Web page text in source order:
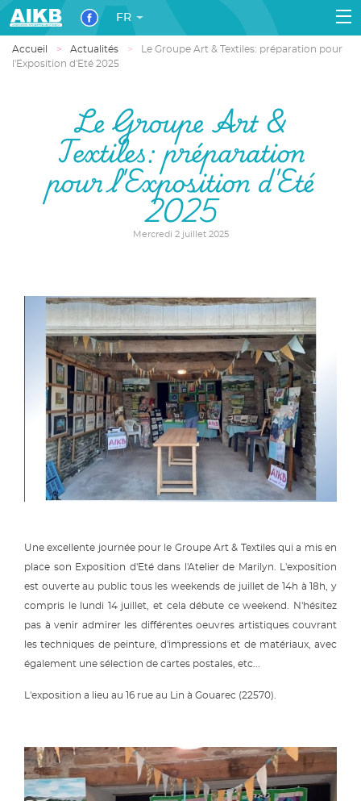
FR
Accueil Actualités
Le Groupe Art & Textiles: préparation pour
l'Exposition d'Eté 2025
Le Groupe Art &
Textiles: préparation
pour l'Exposition d'Eté
2025
Mercredi 2 juillet 2025
Une excellente journée pour le Groupe Art & Textiles qui a mis en
place son Exposition d'Eté dans l'Atelier de Marilyn. L'exposition
est ouverte au public tous les weekends de juillet de 14h à 18h, y
compris le lundi 14 juillet, et cela débute ce weekend. N'hésitez
pas à venir admirer les différentes oeuvres artistiques couvrant
les techniques de peinture, d'impressions et de matériaux, avec
également une sélection de cartes postales, etc...
L'exposition a lieu au 16 rue au Lin à Gouarec (22570).